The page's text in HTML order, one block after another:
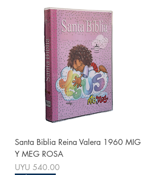
Santa Biblia Reina Valera 1960 MIG
Y MEG ROSA
Price
UYU 540.00